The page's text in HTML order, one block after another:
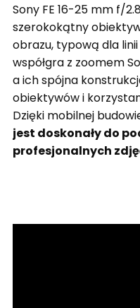
Sony FE 16-25 mm f/
szerokokątny
obrazu, typową dla
współgra z zoomem
a ich spójna
obiektywów i
Dzięki mobilnej
jest doskonały do
profesjonalnych